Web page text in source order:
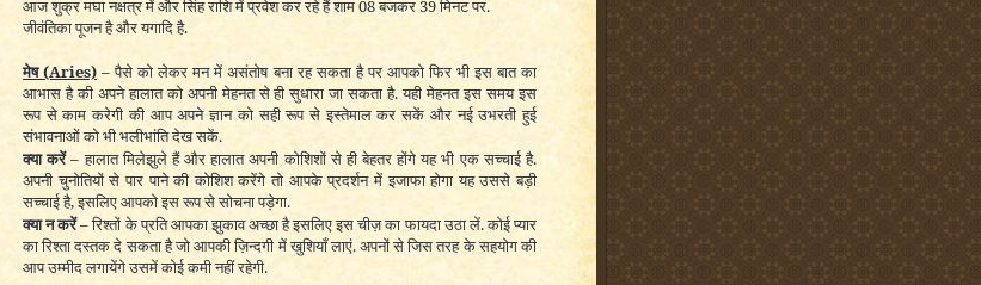
आज शुक्र मघा नक्षत्र में और सिंह राशि में प्रवेश कर रहे हैं शाम 08 बजकर 39 मिनट पर.
जीवंतिका पूजन है और यगादि है.
मेष(Aries) – पैसे को लेकर मन में असंतोष बना रह सकता है पर आपको फिर भी इस बात का
आभास है की अपने हालात को अपनी मेहनत से ही सुधारा जा सकता है. यही मेहनत इस समय इस
रूप से काम करेगी की आप अपने ज्ञान को सही रूप से इस्तेमाल कर सकें और नई उभरती हुई
संभावनाओं को भी भलीभांति देख सकें.
क्या करें –हालात मिलेझुले हैं और हालात अपनी कोशिशों से ही बेहतर होंगे यह भी एक सच्चाई है.
अपनी चुनोतियों से पार पाने की कोशिश करेंगे तो आपके प्रदर्शन में इजाफा होगा यह उससे बड़ी
सच्चाई है, इसलिए आपको इस रूप से सोचना पड़ेगा.
क्या न करें –रिश्तों के प्रति आपका झुकाव अच्छा है इसलिए इस चीज़ का फायदा उठा लें. कोई प्यार
का रिश्ता दस्तक दे सकता है जो आपकी ज़िन्दगी में खुशियाँ लाएं. अपनों से जिस तरह के सहयोग की
आप उम्मीद लगायेंगे उसमें कोई कमी नहीं रहेगी.